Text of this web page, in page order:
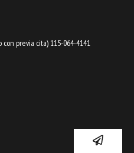
previa cita) 115-064-4141